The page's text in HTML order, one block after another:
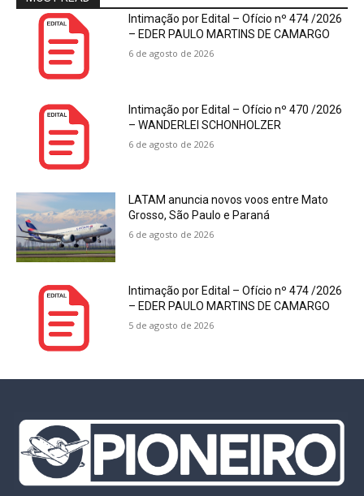
Intimação por Edital – Ofício nº 474 /2026
– EDER PAULO MARTINS DE CAMARGO
6 de agosto de 2026
Intimação por Edital – Ofício nº 470 /2026
– WANDERLEI SCHONHOLZER
6 de agosto de 2026
LATAM anuncia novos voos entre Mato
Grosso, São Paulo e Paraná
6 de agosto de 2026
Intimação por Edital – Ofício nº 474 /2026
– EDER PAULO MARTINS DE CAMARGO
5 de agosto de 2026